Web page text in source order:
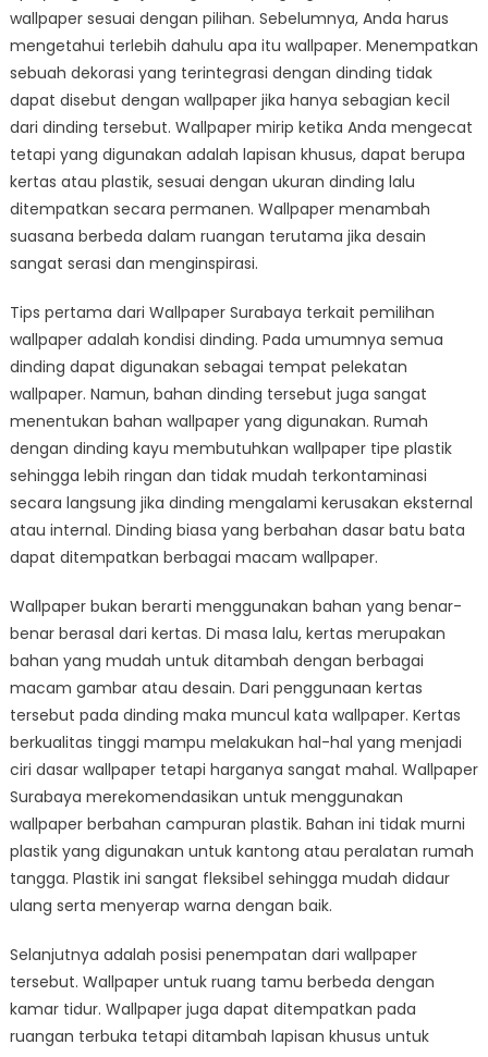
Surabaya
wallpaper sesuai dengan pilihan. Sebelumnya, Anda harus
mengetahui terlebih dahulu apa itu wallpaper. Menempatkan
sebuah dekorasi yang terintegrasi dengan dinding tidak
dapat disebut dengan wallpaper jika hanya sebagian kecil
dari dinding tersebut. Wallpaper mirip ketika Anda mengecat
tetapi yang digunakan adalah lapisan khusus, dapat berupa
kertas atau plastik, sesuai dengan ukuran dinding lalu
ditempatkan secara permanen. Wallpaper menambah
suasana berbeda dalam ruangan terutama jika desain
sangat serasi dan menginspirasi.
Tips pertama dari Wallpaper Surabaya terkait pemilihan
wallpaper adalah kondisi dinding. Pada umumnya semua
dinding dapat digunakan sebagai tempat pelekatan
wallpaper. Namun, bahan dinding tersebut juga sangat
menentukan bahan wallpaper yang digunakan. Rumah
dengan dinding kayu membutuhkan wallpaper tipe plastik
sehingga lebih ringan dan tidak mudah terkontaminasi
secara langsung jika dinding mengalami kerusakan eksternal
atau internal. Dinding biasa yang berbahan dasar batu bata
dapat ditempatkan berbagai macam wallpaper.
Wallpaper bukan berarti menggunakan bahan yang benar-
benar berasal dari kertas. Di masa lalu, kertas merupakan
bahan yang mudah untuk ditambah dengan berbagai
macam gambar atau desain. Dari penggunaan kertas
tersebut pada dinding maka muncul kata wallpaper. Kertas
berkualitas tinggi mampu melakukan hal-hal yang menjadi
ciri dasar wallpaper tetapi harganya sangat mahal. Wallpaper
Surabaya merekomendasikan untuk menggunakan
wallpaper berbahan campuran plastik. Bahan ini tidak murni
plastik yang digunakan untuk kantong atau peralatan rumah
tangga. Plastik ini sangat fleksibel sehingga mudah didaur
ulang serta menyerap warna dengan baik.
Selanjutnya adalah posisi penempatan dari wallpaper
tersebut. Wallpaper untuk ruang tamu berbeda dengan
kamar tidur. Wallpaper juga dapat ditempatkan pada
ruangan terbuka tetapi ditambah lapisan khusus untuk